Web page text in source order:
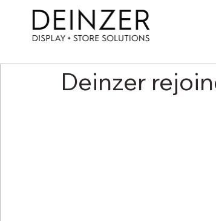
Deinzer